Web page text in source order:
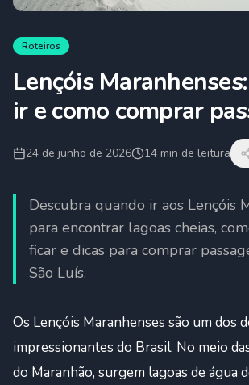
Roteiros
Lençóis
ir e como comprar
24 de junho de 2026 14 min de leitura
Descubra quando ir aos Lençóis
para encontrar lagoas cheias,
ficar e dicas para comprar
São Luís.
Os Lençóis Maranhenses são um dos
impressionantes do Brasil. No meio
do Maranhão, surgem lagoas de água